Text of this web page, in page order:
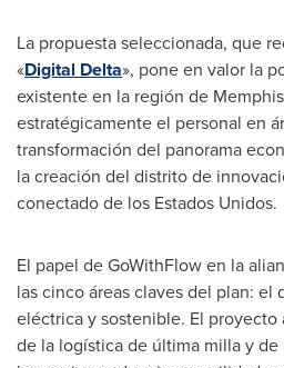
La propuesta seleccionada, que
«Digital Delta», pone en valor la
existente en la región de Memphis
estratégicamente el personal en
transformación del panorama
la creación del distrito de
conectado de los Estados Unidos.
El papel de GoWithFlow en la
las cinco áreas claves del plan: el
eléctrica y sostenible. El
de la logística de última milla y de